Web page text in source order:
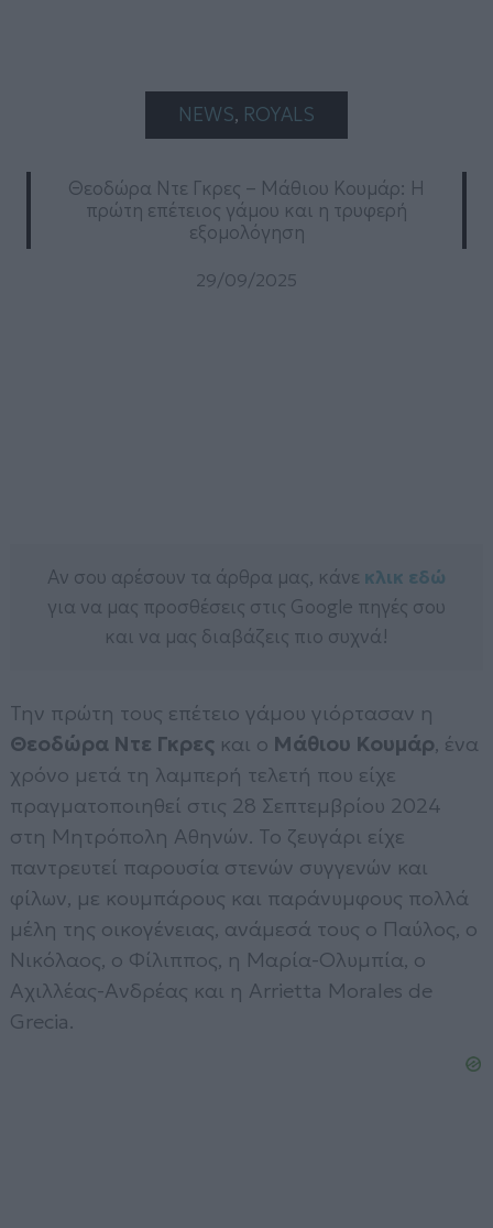
NEWS, ROYALS
Θεοδώρα Ντε Γκρες – Μάθιου Κουμάρ: Η
πρώτη επέτειος γάμου και η τρυφερή
εξομολόγηση
29/09/2025
Αν σου αρέσουν τα άρθρα μας, κάνε κλικ εδώ
για να μας προσθέσεις στις Google πηγές σου
και να μας διαβάζεις πιο συχνά!
Την πρώτη τους επέτειο γάμου γιόρτασαν η
Θεοδώρα Ντε Γκρες και ο Μάθιου Κουμάρ, ένα
χρόνο μετά τη λαμπερή τελετή που είχε
πραγματοποιηθεί στις 28 Σεπτεμβρίου 2024
στη Μητρόπολη Αθηνών. Το ζευγάρι είχε
παντρευτεί παρουσία στενών συγγενών και
φίλων, με κουμπάρους και παράνυμφους πολλά
μέλη της οικογένειας, ανάμεσά τους ο Παύλος, ο
Νικόλαος, ο Φίλιππος, η Μαρία-Ολυμπία, ο
Αχιλλέας-Ανδρέας και η Arrietta Morales de
Grecia.